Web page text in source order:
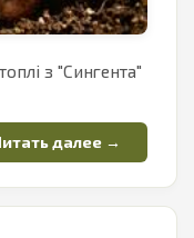
з "Сингента"